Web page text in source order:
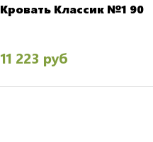
Кровать Классик №1 90
11 223 руб